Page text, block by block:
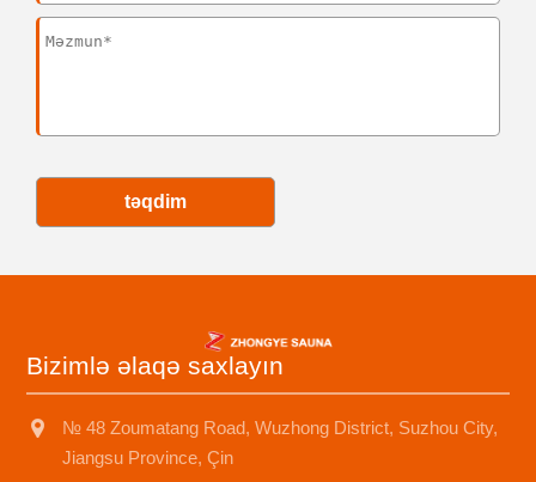
təqdim
Bizimlə əlaqə saxlayın
№ 48 Zoumatang Road, Wuzhong District, Suzhou City,
Jiangsu Province, Çin